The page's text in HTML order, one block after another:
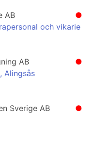
●
AB
och vikarie
●
AB
Alingsås
●
Sverige AB